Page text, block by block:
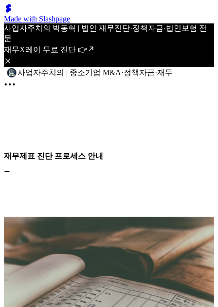
Made with Slashpage
사업자주치의 박동혁 | 법인 재무진단·정책자금·법인보험 전
문
재무X레이 무료 진단 👉
사업자주치의 | 중소기업 M&A·정책자금·재무
재무제표 진단 프로세스 안내